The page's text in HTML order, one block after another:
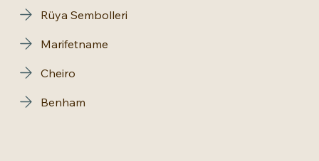
Rüya Sembolleri
Marifetname
Cheiro
Benham